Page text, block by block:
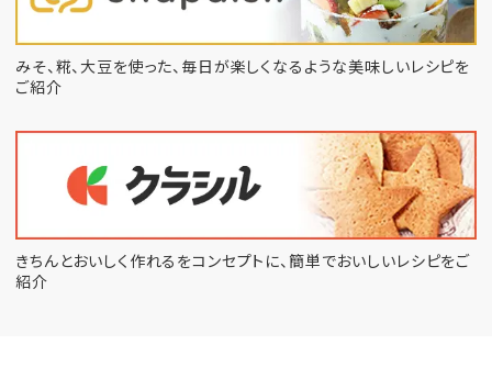
みそ、糀、大豆を使った、毎日が楽しくなるような美味しいレシピを
ご紹介
きちんとおいしく作れるをコンセプトに、 簡単でおいしいレシピをご
紹介